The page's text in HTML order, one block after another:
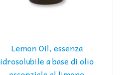
Lemon Oil, essenza
idrosolubile a base di olio